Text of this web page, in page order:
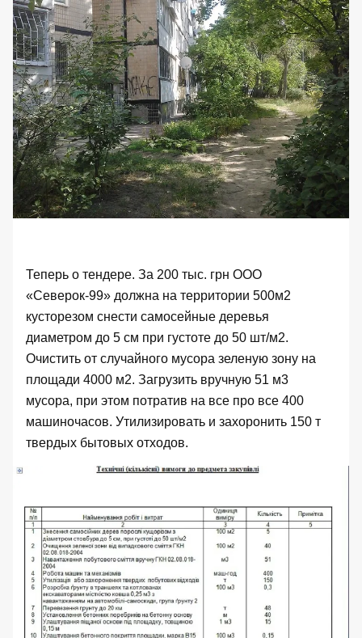
Теперь о тендере. За 200 тыс. грн ООО
«Северок-99» должна на территории 500м2
кусторезом снести самосейные деревья
диаметром до 5 см при густоте до 50 шт/м2.
Очистить от случайного мусора зеленую зону на
площади 4000 м2. Загрузить вручную 51 м3
мусора, при этом потратив на все про все 400
машиночасов. Утилизировать и захоронить 150 т
твердых бытовых отходов.